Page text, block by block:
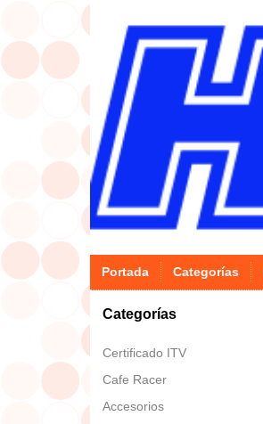
Portada Categorías
Categorías
Certificado ITV
Cafe Racer
Accesorios